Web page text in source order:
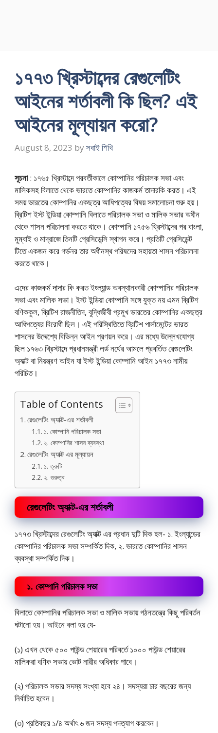
১৭৭৩ খ্রিস্টাব্দের রেগুলেটিং
আইনের শর্তাবলী কি ছিল? এই
আইনের মূল্যায়ন করো?
August 8, 2023 by সবাই শিখি
সূচনা: ১৭৬৫ খ্রিস্টাব্দে পরবর্তীকালে কোম্পানির পরিচালক সভা এবং
মালিকসহ বিলাতে থেকে ভারতে কোম্পানির কাজকর্ম তাদারকি করত। এই
সময় ভারতের কোম্পানির একছত্র আধিপত্যের বিষয় সমালোচনা শুরু হয়।
ব্রিটিশ ইস্ট ইন্ডিয়া কোম্পানি বিলাতে পরিচালক সভা ও মালিক সভার অধীন
থেকে শাসন পরিচালনা করতে থাকে। কোম্পানি ১৭৫৬ খ্রিস্টাব্দের পর বাংলা,
মুম্বাই ও মাদ্রাজে তিনটি প্রেসিডেন্সি স্থাপন করে। প্রতিটি প্রেসিডেন্ট
টিতে একজন করে গর্ভনর তার অধীনস্থ পরিষদের সহায়তা শাসন পরিচালনা
করতে থাকে।
এদের কাজকর্ম দাদার কি করত ইংল্যান্ড অবস্থানকারী কোম্পানির পরিচালক
সভা এবং মালিক সভা। ইস্ট ইন্ডিয়া কোম্পানি সঙ্গে যুক্ত নয় এমন ব্রিটিশ
বণিককুল, ব্রিটিশ রাজনীতিদ, বুদ্ধিজীবী প্রমুখ ভারতের কোম্পানির একছত্র
আধিপত্যের বিরোধী ছিল। এই পরিস্থিতিতে ব্রিটিশ পার্লামেন্টের ভারত
শাসনের উদ্দেশ্যে বিভিন্ন আইন প্রণয়ন করে। এর মধ্যে উল্লেখযোগ্য
ছিল ১৭৬৩ খ্রিস্টাব্দে প্রধানমন্ত্রী লর্ড নর্থের আমলে প্রবর্তিত রেগুলেটিং
অ্যাক্ট বা নিয়ন্ত্রণ আইন যা ইস্ট ইন্ডিয়া কোম্পানি আইন ১৭৭৩ নামীয়
পরিচিত।
Table of Contents
রেগুলেটিং অ্যাক্ট-এর শর্তাবলী
১. কোম্পানি পরিচালক সভা
২. কোম্পানির শাসন ব্যবস্থা
রেগুলেটিং অ্যাক্ট এর মূল্যায়ন
১. ত্রুটি
২. গুরুত্ব
রেগুলেটিং অ্যাক্ট-এর শর্তাবলী
১৭৭৩ খ্রিস্টাব্দের রেগুলেটিং অ্যাক্ট এর প্রধান দুটি দিক হল- ১. ইংল্যান্ডের
কোম্পানির পরিচালক সভা সম্পর্কিত দিক, ২. ভারতে কোম্পানির শাসন
ব্যবস্থা সম্পর্কিত দিক।
১. কোম্পানি পরিচালক সভা
বিলাতে কোম্পানির পরিচালক সভা ও মালিক সভায় গঠনতন্ত্রে কিছু পরিবর্তন
ঘটানো হয়। আইনে বলা হয় যে-
(১) এখন থেকে ৫০০ পাউন্ড শেয়ারের পরিবর্তে ১০০০ পাউন্ড শেয়ারের
মালিকরা বণিক সভায় ভোট নারীর অধিকার পাবে।
(২) পরিচালক সভার সদস্য সংখ্যা হবে ২৪। সদস্যরা চার বছরের জন্য
নির্বাচিত হবেন।
(৩) প্রতিবছর ১/৪ অর্থাৎ ৬ জন সদস্য পদত্যাগ করবেন।